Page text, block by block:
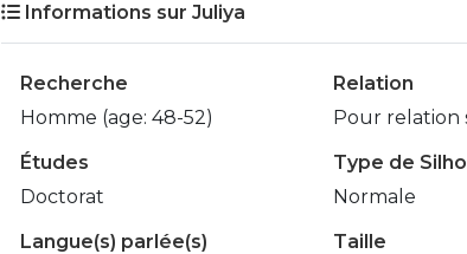
Informations sur Juliya
Recherche
Homme (age: 48-52)
Relation
Pour relation
Études
Doctorat
Type de
Normale
Langue(s) parlée(s)
Taille